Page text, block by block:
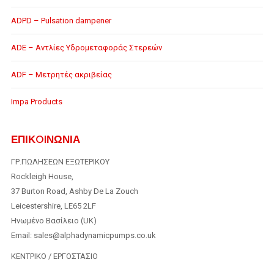
ADPD – Pulsation dampener
ADE – Αντλίες Υδρομεταφοράς Στερεών
ADF – Μετρητές ακριβείας
Impa Products
ΕΠΙΚOIΝΩΝΙΑ
ΓΡ.ΠΩΛΗΣΕΩΝ ΕΞΩΤΕΡΙΚΟΥ
Rockleigh House,
37 Burton Road, Ashby De La Zouch
Leicestershire, LE65 2LF
Ηνωμένο Βασίλειο (UK)
Email: sales@alphadynamicpumps.co.uk
KENTΡIKO / ΕΡΓΟΣΤΑΣΙΟ